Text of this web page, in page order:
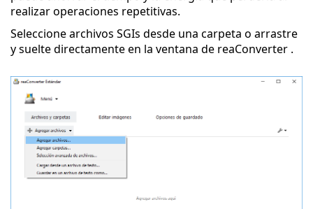
realizar operaciones repetitivas.
Seleccione archivos SGIs desde una carpeta o arrastre
y suelte directamente en la ventana de reaConverter .